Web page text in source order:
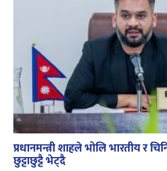
प्रधानमन्त्री शाहले भोलि भारतीय र
छुट्टाछुट्टै भेट्दै